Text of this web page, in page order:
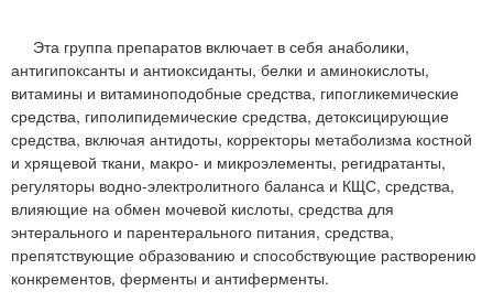
ю
Эта группа препаратов включает в себя анаболики,
антигипоксанты и антиоксиданты, белки и аминокислоты,
витамины и витаминоподобные средства, гипогликемические
средства, гиполипидемические средства, детоксицирующие
средства, включая антидоты, корректоры метаболизма костной
и хрящевой ткани, макро- и микроэлементы, регидратанты,
регуляторы водно-электролитного баланса и КЩС, средства,
влияющие на обмен мочевой кислоты, средства для
энтерального и парентерального питания, средства,
препятствующие образованию и способствующие растворению
конкрементов, ферменты и антиферменты.